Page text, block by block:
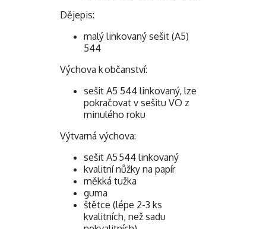
Dějepis:
malý linkovaný sešit (A5)
544
Výchova k občanství:
sešit A5 544 linkovaný, lze
pokračovat v sešitu VO z
minulého roku
Výtvarná výchova:
sešit A5 544 linkovaný
kvalitní nůžky na papír
měkká tužka
guma
štětce (lépe 2-3 ks
kvalitních, než sadu